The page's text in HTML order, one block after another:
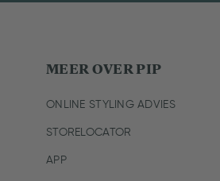
MEER OVER PIP
ONLINE STYLING ADVIES
STORELOCATOR
APP